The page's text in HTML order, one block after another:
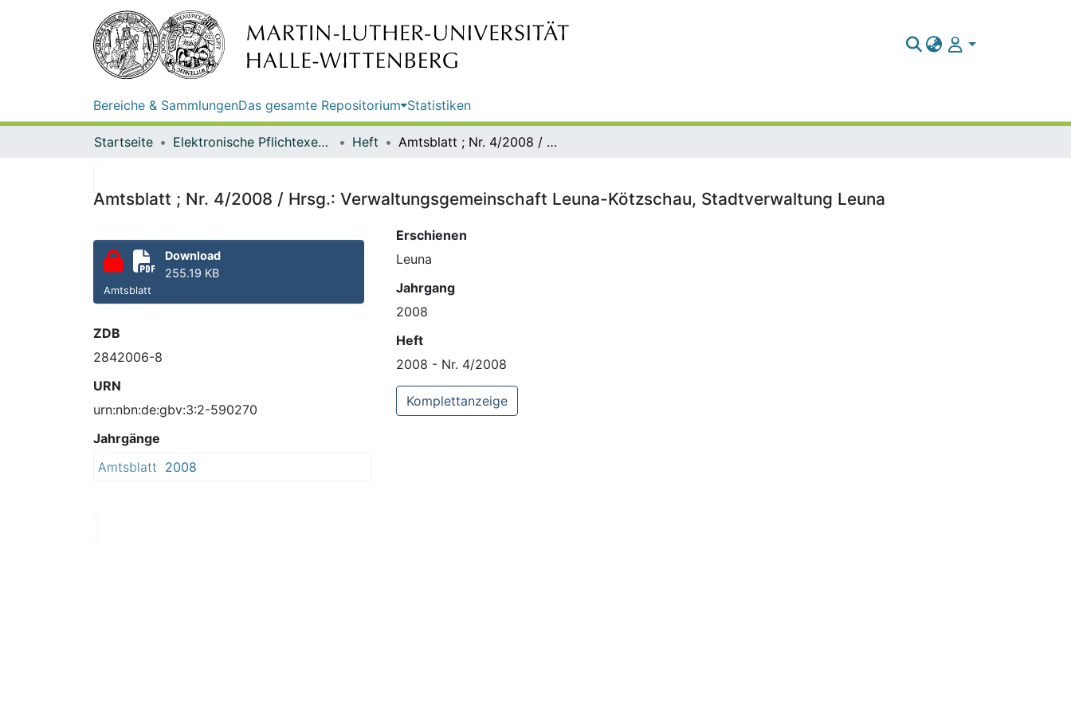
Bereiche & SammlungenDas gesamte Repositorium Statistiken
Startseite Elektronische Pflichtexemplare Heft Amtsblatt ; Nr. 4/2008 / Hrsg.: Verwaltungsgemeinschaft Leuna-Kötzschau, Stadtverwaltung Leuna
Amtsblatt ; Nr. 4/2008 / Hrsg.: Verwaltungsgemeinschaft Leuna-Kötzschau, Stadtverwaltung Leuna
Download
255.19 KB
Amtsblatt
ZDB
2842006-8
URN
urn:nbn:de:gbv:3:2-590270
Jahrgänge
Amtsblatt 2008
Erschienen
Leuna
Jahrgang
2008
Heft
2008 - Nr. 4/2008
Komplettanzeige